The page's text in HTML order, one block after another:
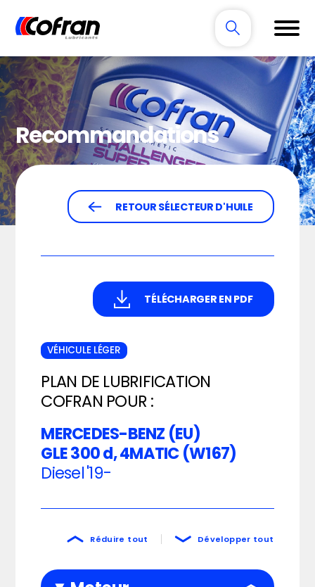
Recommandations
RETOUR SÉLECTEUR D'HUILE
TÉLÉCHARGER EN PDF
VÉHICULE LÉGER
PLAN DE LUBRIFICATION
COFRAN POUR :
MERCEDES-BENZ (EU)
GLE 300 d, 4MATIC (W167)
Diesel'19-
Réduire tout Développer tout